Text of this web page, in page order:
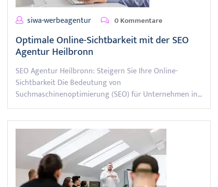
siwa-werbeagentur 0 Kommentare
Optimale Online-Sichtbarkeit mit der SEO
Agentur Heilbronn
SEO Agentur Heilbronn: Steigern Sie Ihre Online-
Sichtbarkeit Die Bedeutung von
Suchmaschinenoptimierung (SEO) für Unternehmen in…